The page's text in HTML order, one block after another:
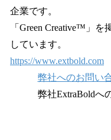
企業です。
「Green Creative™」
しています。
https://www.extbold.com
弊社へのお問い
弊社ExtraBoldへ